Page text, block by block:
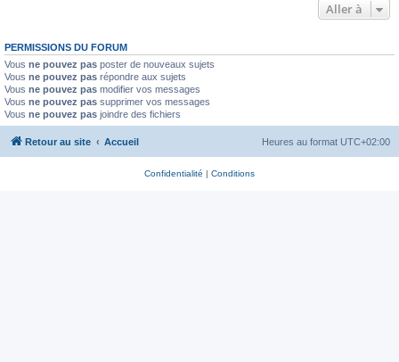
Aller à
PERMISSIONS DU FORUM
Vous ne pouvez pas poster de nouveaux sujets
Vous ne pouvez pas répondre aux sujets
Vous ne pouvez pas modifier vos messages
Vous ne pouvez pas supprimer vos messages
Vous ne pouvez pas joindre des fichiers
Retour au site Accueil Heures au format UTC+02:00
Confidentialité | Conditions